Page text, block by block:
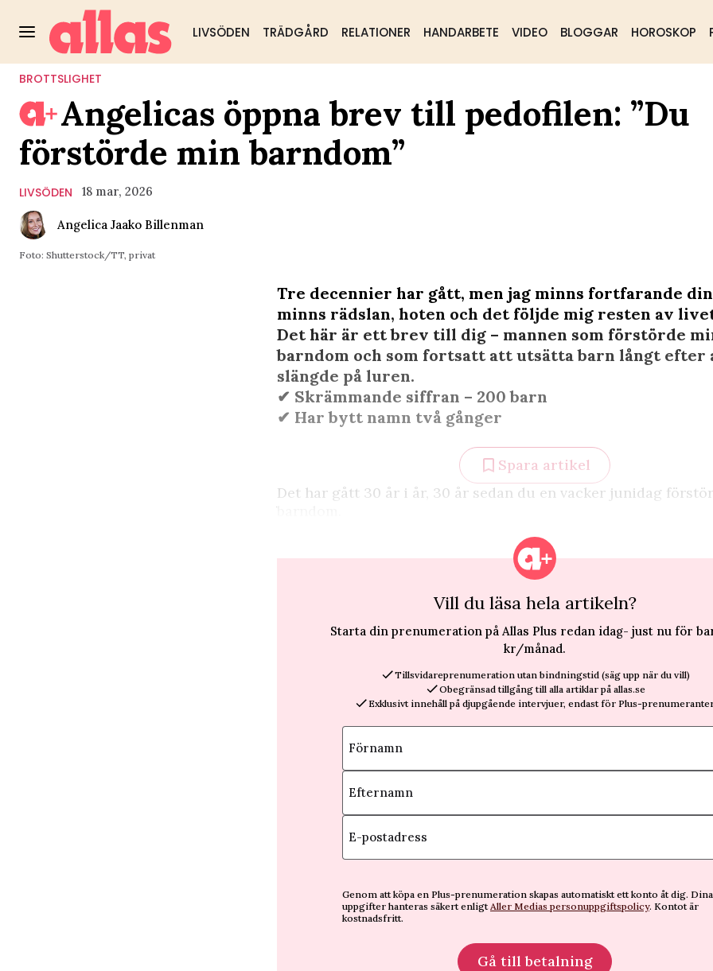
LIVSÖDEN TRÄDGÅRD RELATIONER HANDARBETE VIDEO BLOGGAR HOROSKOP
BROTTSLIGHET
Angelicas öppna brev till pedofilen: ”Du
förstörde min barndom”
LIVSÖDEN 18 mar, 2026
Angelica Jaako Billenman
Foto: Shutterstock/TT, privat
Tre decennier har gått, men jag minns fortfarande
minns rädslan, hoten och det följde mig resten av
Det här är ett brev till dig – mannen som förstörde
barndom och som fortsatt att utsätta barn långt efter
slängde på luren.
✔︎ Skrämmande siffran – 200 barn
✔︎ Har bytt namn två gånger
Spara artikel
Det har gått 30 år i år, 30 år sedan du en vacker junidag
Vill du läsa hela artikeln?
Starta din prenumeration på Allas Plus redan idag- just nu för
kr/månad.
Tillsvidareprenumeration utan bindningstid (säg upp när du vill)
Obegränsad tillgång till alla artiklar på allas.se
Exklusivt innehåll på djupgående intervjuer, endast för Plus-
Förnamn
Efternamn
E-postadress
Genom att köpa en Plus-prenumeration skapas automatiskt ett konto åt dig. Dina
uppgifter hanteras säkert enligt Aller Medias personuppgiftspolicy. Kontot är
kostnadsfritt.
Gå till betalning